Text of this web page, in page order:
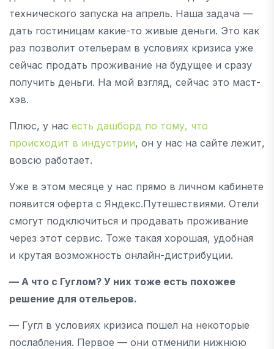
технического запуска на апрель. Наша задача —
дать гостиницам какие-то живые деньги. Это как
раз позволит отельерам в условиях кризиса уже
сейчас продать проживание на будущее и сразу
получить деньги. На мой взгляд, сейчас это маст-
хэв.
Плюс, у нас есть дашборд по тому, что
происходит в индустрии, он у нас на сайте лежит,
вовсю работает.
Уже в этом месяце у нас прямо в личном кабинете
появится оферта с Яндекс.Путешествиями. Отели
смогут подключиться и продавать проживание
через этот сервис. Тоже такая хорошая, удобная
и крутая возможность онлайн-дистрибуции.
— А что с Гуглом? У них тоже есть похожее
решение для отельеров.
— Гугл в условиях кризиса пошел на некоторые
послабления. Первое — они отменили нижнюю